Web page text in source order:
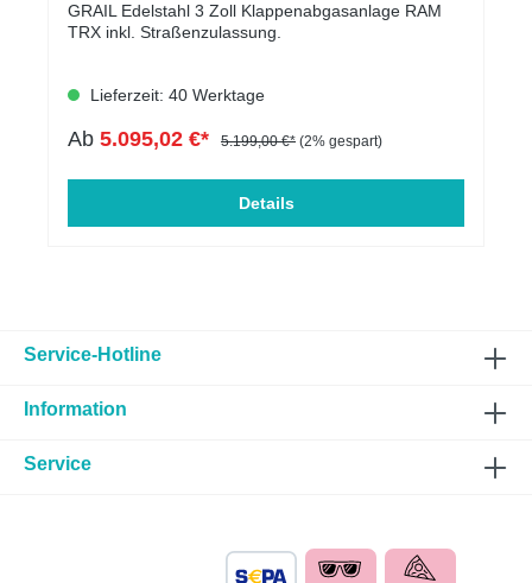
GRAIL Edelstahl 3 Zoll Klappenabgasanlage RAM
TRX inkl. Straßenzulassung.
Lieferzeit: 40 Werktage
Ab 5.095,02 €* 5.199,00 €* (2% gespart)
Details
Service-Hotline
Information
Service